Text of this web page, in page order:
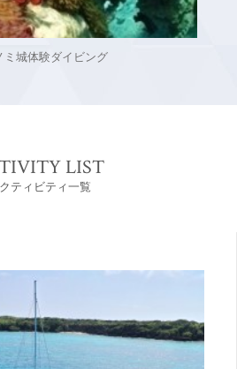
ミ城体験ダイビング
LIST
ティビティ一覧